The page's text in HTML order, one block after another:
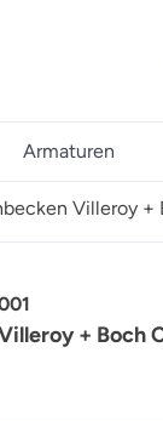
Armaturen
Villeroy +
+ Boch